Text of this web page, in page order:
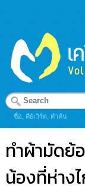
ชื่อ, คีย์เวิร์ด, คำค้น
ทำผ้ามัดย้
น้องที่ห่าง